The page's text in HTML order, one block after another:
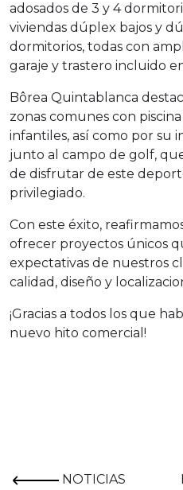
adosados de 3 y 4
viviendas dúplex bajos y
dormitorios, todas con
garaje y trastero incluido
Bôrea Quintablanca
zonas comunes con
infantiles, así como por su
junto al campo de golf,
de disfrutar de este
privilegiado.
Con este éxito,
ofrecer proyectos únicos
expectativas de nuestros
calidad, diseño y
¡Gracias a todos los que
nuevo hito comercial!
NOTICIAS